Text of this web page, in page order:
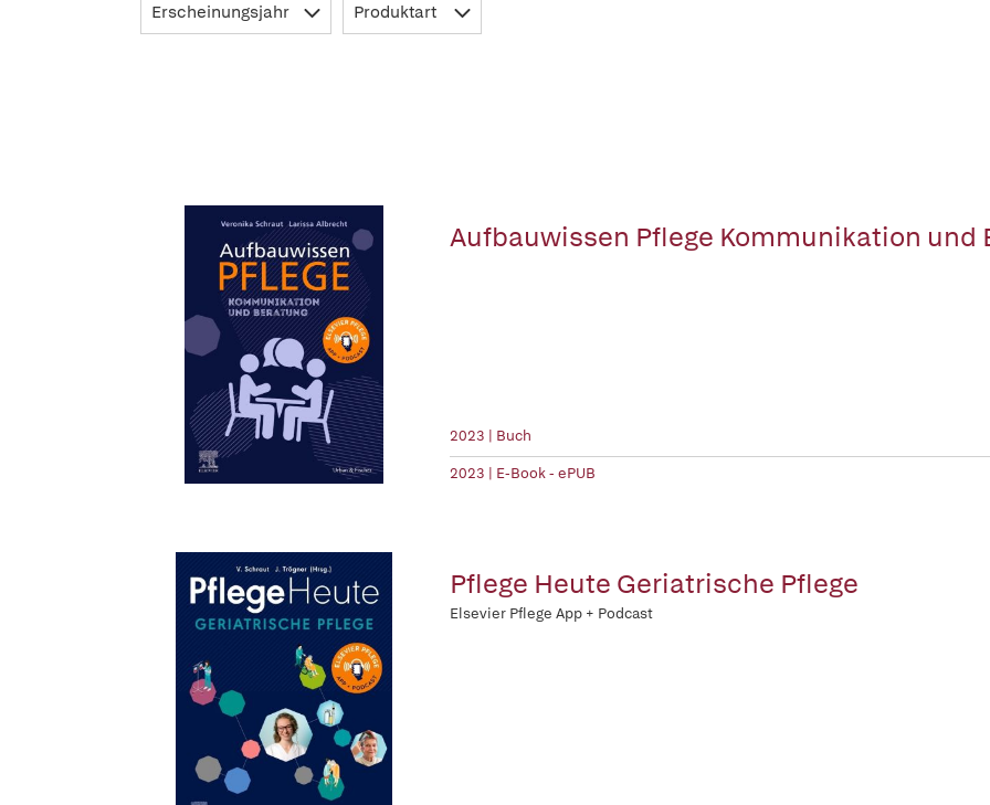
Erscheinungsjahr Produktart
Aufbauwissen Pflege Kommunikation und
2023 | Buch
2023 | E-Book - ePUB
Pflege Heute Geriatrische Pflege
Elsevier Pflege App + Podcast